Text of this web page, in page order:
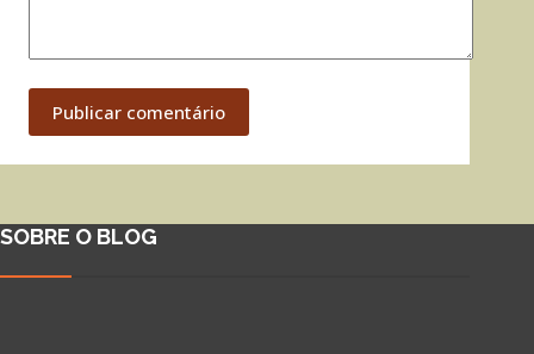
Publicar comentário
SOBRE O BLOG